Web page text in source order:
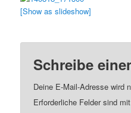
[Show as slideshow]
Schreibe
Deine E-Mail-Adresse wird
Erforderliche Felder sind